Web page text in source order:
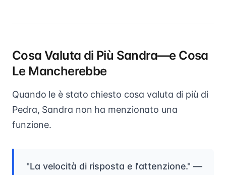
Cosa Valuta di Più Sandra—e Cosa
Le Mancherebbe
Quando le è stato chiesto cosa valuta di più di
Pedra, Sandra non ha menzionato una
funzione.
"La velocità di risposta e l'attenzione." —